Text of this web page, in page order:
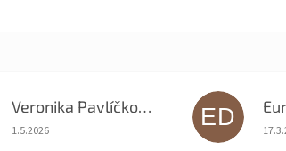
Veronika Pavlíčková
Hodnocení obchodu je 5 z 5 hvězdiček.
1.5.2026
ED